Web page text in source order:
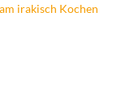
irakisch Kochen